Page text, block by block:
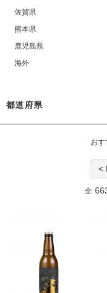
佐賀県
熊本県
鹿児島県
海外
都道府県
おす
<
全